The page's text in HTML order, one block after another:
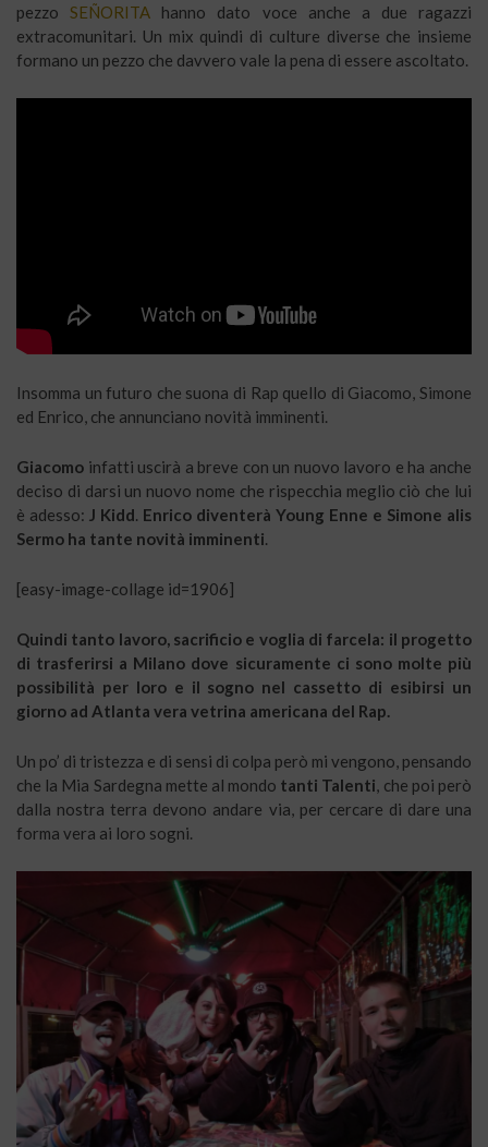
pezzoSEÑORITA hanno dato voce anche a due ragazzi
extracomunitari. Un mix quindi di culture diverse che insieme
formano un pezzo che davvero vale la pena di essere ascoltato.
Insomma un futuro che suona di Rap quello di Giacomo, Simone
ed Enrico, che annunciano novità imminenti.
Giacomo infatti uscirà a breve con un nuovo lavoro e ha anche
deciso di darsi un nuovo nome che rispecchia meglio ciò che lui
è adesso: J Kidd. Enrico diventerà Young Enne e Simone alis
Sermo ha tante novità imminenti.
[easy-image-collage id=1906]
Quindi tanto lavoro, sacrificio e voglia di farcela: il progetto
di trasferirsi a Milano dove sicuramente ci sono molte più
possibilità per loro e il sogno nel cassetto di esibirsi un
giorno ad Atlanta vera vetrina americana del Rap.
Un po’ di tristezza e di sensi di colpa però mi vengono, pensando
che la Mia Sardegna mette al mondo tanti Talenti, che poi però
dalla nostra terra devono andare via, per cercare di dare una
forma vera ai loro sogni.